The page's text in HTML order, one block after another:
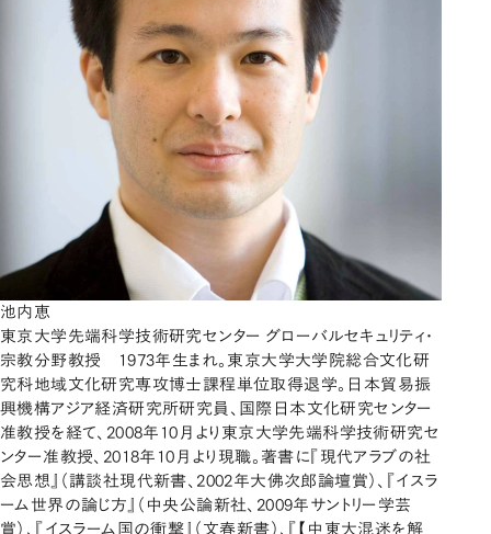
池内恵
東京大学先端科学技術研究センター グローバルセキュリティ・
宗教分野教授 1973年生まれ。東京大学大学院総合文化研
究科地域文化研究専攻博士課程単位取得退学。日本貿易振
興機構アジア経済研究所研究員、国際日本文化研究センター
准教授を経て、2008年10月より東京大学先端科学技術研究セ
ンター准教授、2018年10月より現職。著書に『現代アラブの社
会思想』（講談社現代新書、2002年大佛次郎論壇賞）、『イスラ
ーム世界の論じ方』（中央公論新社、2009年サントリー学芸
賞）、『イスラーム国の衝撃』（文春新書）、『【中東大混迷を解